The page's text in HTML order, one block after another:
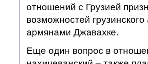
отношений с Грузией
возможностей
армянами Джавахке.
Еще один вопрос в